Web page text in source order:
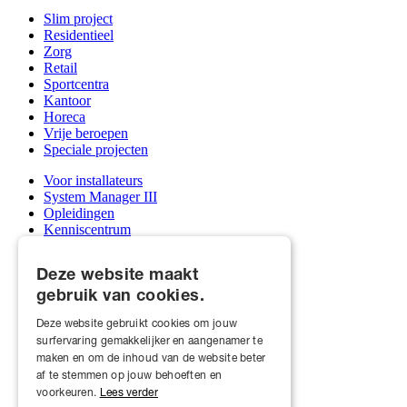
Slim project
Residentieel
Zorg
Retail
Sportcentra
Kantoor
Horeca
Vrije beroepen
Speciale projecten
Voor installateurs
System Manager III
Opleidingen
Kenniscentrum
Groothandels
Word installateur
Over ons
Qbus en scholen
Realisaties
Nieuws
Jobs
Deze website maakt
gebruik van cookies.
Deze website gebruikt cookies om jouw
surfervaring gemakkelijker en aangenamer te
maken en om de inhoud van de website beter
af te stemmen op jouw behoeften en
voorkeuren. Lees verder